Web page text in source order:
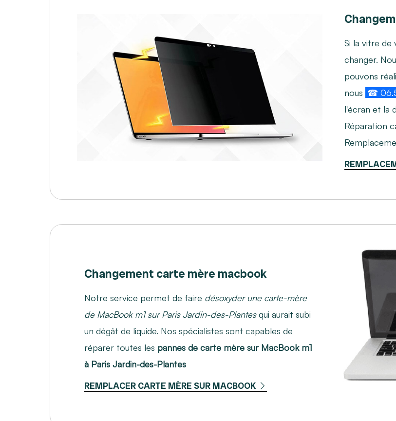
Si la vitre de
changer.
pouvons
nous ☎
l'écran et la
Réparation
Changement carte mère macbook
Notre service permet de faire désoxyder une carte-mère
de MacBook m1 sur Paris Jardin-des-Plantesqui aurait subi
un dégât de liquide. Nos spécialistes sont capables de
réparer toutes les pannes de carte mère sur MacBook m1
à Paris Jardin-des-Plantes
REMPLACER CARTE MÈRE SUR MACBOOK